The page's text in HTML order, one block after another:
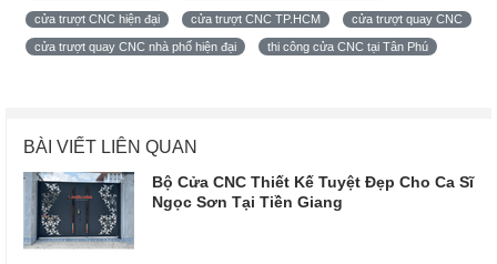
cửa trượt CNC hiện đại cửa trượt CNC TP.HCM cửa trượt quay CNC
cửa trượt quay CNC nhà phố hiện đại thi công cửa CNC tại Tân Phú
BÀI VIẾT LIÊN QUAN
Bộ Cửa CNC Thiết Kế Tuyệt Đẹp Cho Ca Sĩ
Ngọc Sơn Tại Tiền Giang